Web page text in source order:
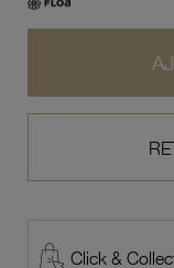
Click &